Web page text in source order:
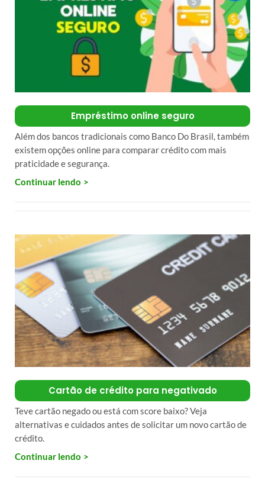
Empréstimo online seguro
Além dos bancos tradicionais como Banco Do Brasil, também
existem opções online para comparar crédito com mais
praticidade e segurança.
Continuar lendo
Cartão de crédito para negativado
Teve cartão negado ou está com score baixo? Veja
alternativas e cuidados antes de solicitar um novo cartão de
crédito.
Continuar lendo